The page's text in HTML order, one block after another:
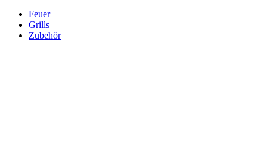
Feuer
Grills
Zubehör